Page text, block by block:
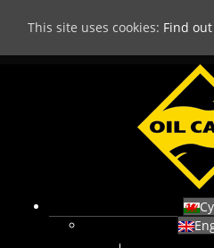
This site uses cookies: Find